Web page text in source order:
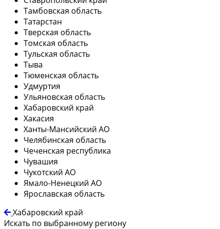
Тамбовская область
Татарстан
Тверская область
Томская область
Тульская область
Тыва
Тюменская область
Удмуртия
Ульяновская область
Хабаровский край
Хакасия
Ханты-Мансийский АО
Челябинская область
Чеченская республика
Чувашия
Чукотский АО
Ямало-Ненецкий АО
Ярославская область
Хабаровский край
Искать по выбранному региону